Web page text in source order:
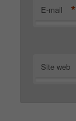
E-mail *
Site web